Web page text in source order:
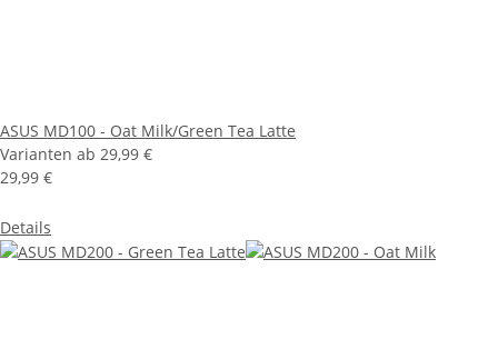
ASUS MD100 - Oat Milk/Green Tea Latte
Varianten ab 29,99 €
29,99 €
Details